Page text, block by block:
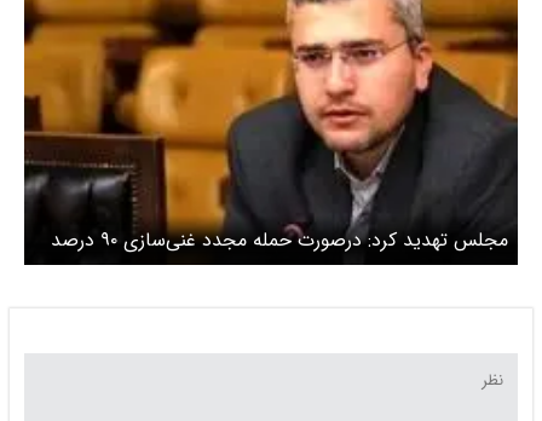
مجلس تهدید کرد: درصورت حمله مجدد غنی‌سازی ۹۰ درصد
انجام می‌شود